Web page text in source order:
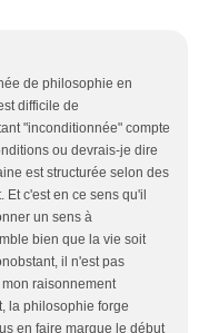
de philosophie en
difficile de
"inconditionnée" compte
ou devrais-je dire
est structurée selon des
c'est en ce sens qu'il
un sens à
bien que la vie soit
il n'est pas
raisonnement
la philosophie forge
en faire marque le début